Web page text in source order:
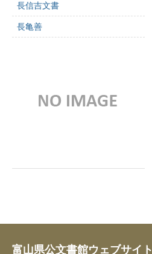
長信吉文書
長亀善
富山県公文書館ウェブサイト